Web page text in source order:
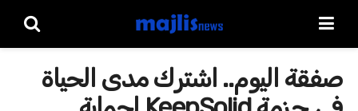
صفقة اليوم.. اشترك مدى الحياة